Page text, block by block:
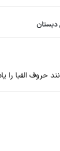
دبستان
الفبا را یاد